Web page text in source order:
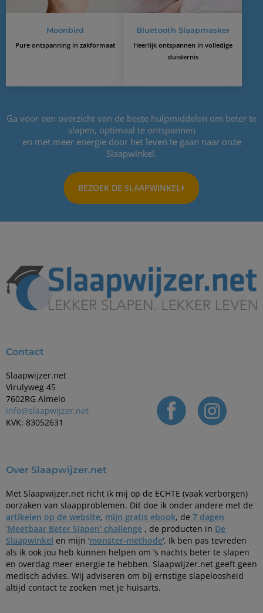
Moonbird
Pure ontspanning in zakformaat
Bluetooth Slaapmasker
Heerlijk ontspannen in volledige
duisternis
Ga voor een overzicht van de beste hulpmiddelen om beter te
slapen, optimaal te ontspannen
en met meer energie door het leven te gaan naar onze
Slaapwinkel.
BEZOEK DE SLAAPWINKEL
Contact
Slaapwijzer.net
Virulyweg 45
7602RG Almelo
info@slaapwijzer.net
KVK: 83052631
Over Slaapwijzer.net
Met Slaapwijzer.net richt ik mij op de ECHTE (vaak verborgen)
oorzaken van slaapproblemen. Dit doe ik onder andere met de
artikelen op de website, mijn gratis ebook, de 7 dagen
‘Meetbaar Beter Slapen’ challenge , de producten in De
Slaapwinkel en mijn ‘monster-methode‘. Ik ben pas tevreden
als ik ook jou heb kunnen helpen om ’s nachts beter te slapen
en overdag meer energie te hebben. Slaapwijzer.net geeft geen
medisch advies. Wij adviseren om bij ernstige slapeloosheid
altijd contact te zoeken met je huisarts.